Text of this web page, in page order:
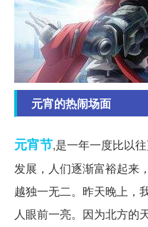
元宵的热闹场面
元宵节,是一年一度比以
发展，人们逐渐富裕起来
越独一无二。昨天晚上，
人眼前一亮。因为北方的